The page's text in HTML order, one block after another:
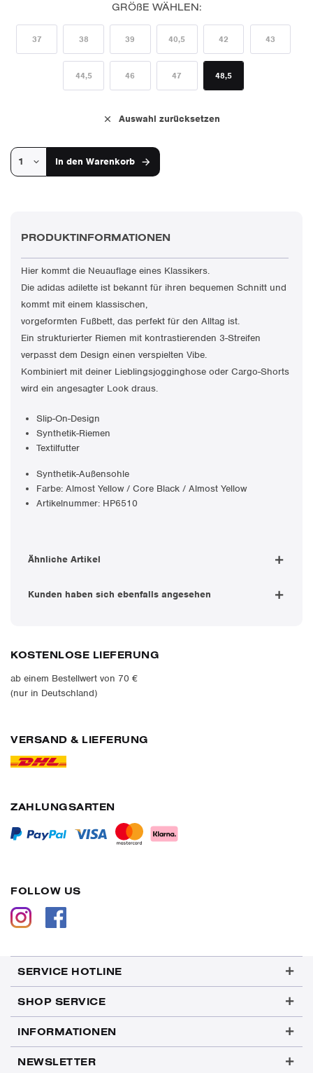
GRÖßE WÄHLEN:
37 38 39 40,5 42 43
44,5 46 47 48,5
Auswahl zurücksetzen
In den Warenkorb
PRODUKTINFORMATIONEN
Hier kommt die Neuauflage eines Klassikers.
Die adidas adilette ist bekannt für ihren bequemen Schnitt und
kommt mit einem klassischen,
vorgeformten Fußbett, das perfekt für den Alltag ist.
Ein strukturierter Riemen mit kontrastierenden 3-Streifen
verpasst dem Design einen verspielten Vibe.
Kombiniert mit deiner Lieblingsjogginghose oder Cargo-Shorts
wird ein angesagter Look draus.
Slip-On-Design
Synthetik-Riemen
Textilfutter
Synthetik-Außensohle
Farbe: Almost Yellow / Core Black / Almost Yellow
Artikelnummer: HP6510
Ähnliche Artikel
Kunden haben sich ebenfalls angesehen
KOSTENLOSE LIEFERUNG
ab einem Bestellwert von 70 €
(nur in Deutschland)
VERSAND & LIEFERUNG
ZAHLUNGSARTEN
FOLLOW US
SERVICE HOTLINE
SHOP SERVICE
INFORMATIONEN
NEWSLETTER